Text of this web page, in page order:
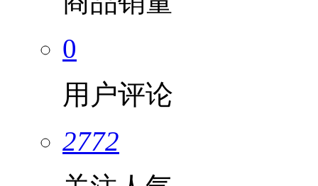
0
用户评论
2772